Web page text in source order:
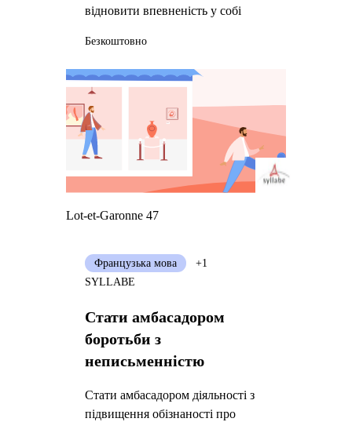
відновити впевненість у собі
Безкоштовно
Lot-et-Garonne 47
Стати амбасадором
боротьби з
неписьменністю
Стати амбасадором діяльності з
підвищення обізнаності про
Французька мова
+1
SYLLABE